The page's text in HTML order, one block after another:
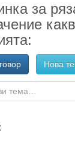
за
Нова